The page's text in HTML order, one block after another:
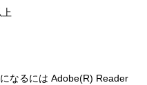
なるには Adobe(R) Reader